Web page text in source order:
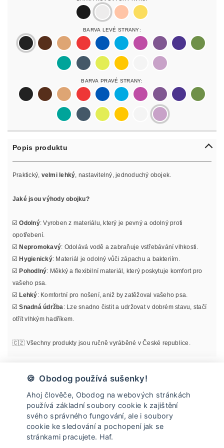
black
silver rosegoldgold
Barva Levé Strany:
black
darkbrownlightbrown
red blue lightbluelightpurplepurpur purple olive
pastelgreen
petrol neonyellow
yellow white lilac
Barva Pravé Strany:
black
darkbrownlightbrown
red blue lightbluelightpurplepurpur purple olive
pastelgreen
petrol neonyellow
yellow white lilac
Popis produktu
Praktický, velmi lehký , nastavitelný, jednoduchý obojek.
Jaké jsou výhody obojku?
☑️Odolný: Vyroben z materiálu, který je pevný a odolný proti
opotřebení.
☑️Nepromokavý: Odolává vodě a zabraňuje vstřebávání vlhkosti.
☑️Hygienický: Materiál je odolný vůči zápachu a bakteriím.
☑️Pohodlný: Měkký a flexibilní materiál, který poskytuje komfort pro
vašeho psa.
☑️Lehký: Komfortní pro nošení, aniž by zatěžoval vašeho psa.
☑️Snadná údržba : Lze snadno čistit a udržovat v dobrém stavu, stačí
otřít vlhkým hadříkem.
🇨🇿 Všechny produkty jsou ručně vyráběné v České republice.
Informace o velikosti
Údržba
🍪 Obodog používá sušenky!
Ahoj člověče, Obodog na webových stránkách
používá základní soubory cookie k zajištění
svého správného fungování, ale i soubory
cookie ke sledování a pochopení jak se
stránkami pracujete. Haf.